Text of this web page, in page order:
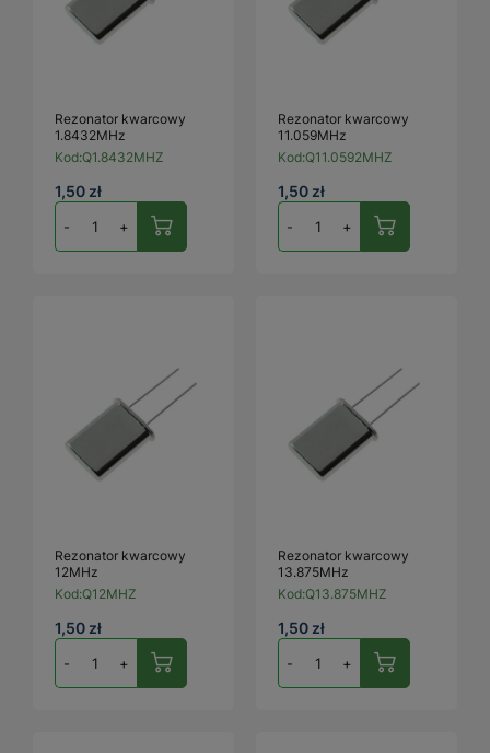
Rezonator kwarcowy
1.8432MHz
Kod:Q1.8432MHZ
1,50 zł
- +
Rezonator kwarcowy
11.059MHz
Kod:Q11.0592MHZ
1,50 zł
- +
Rezonator kwarcowy
12MHz
Kod:Q12MHZ
1,50 zł
- +
Rezonator kwarcowy
13.875MHz
Kod:Q13.875MHZ
1,50 zł
- +